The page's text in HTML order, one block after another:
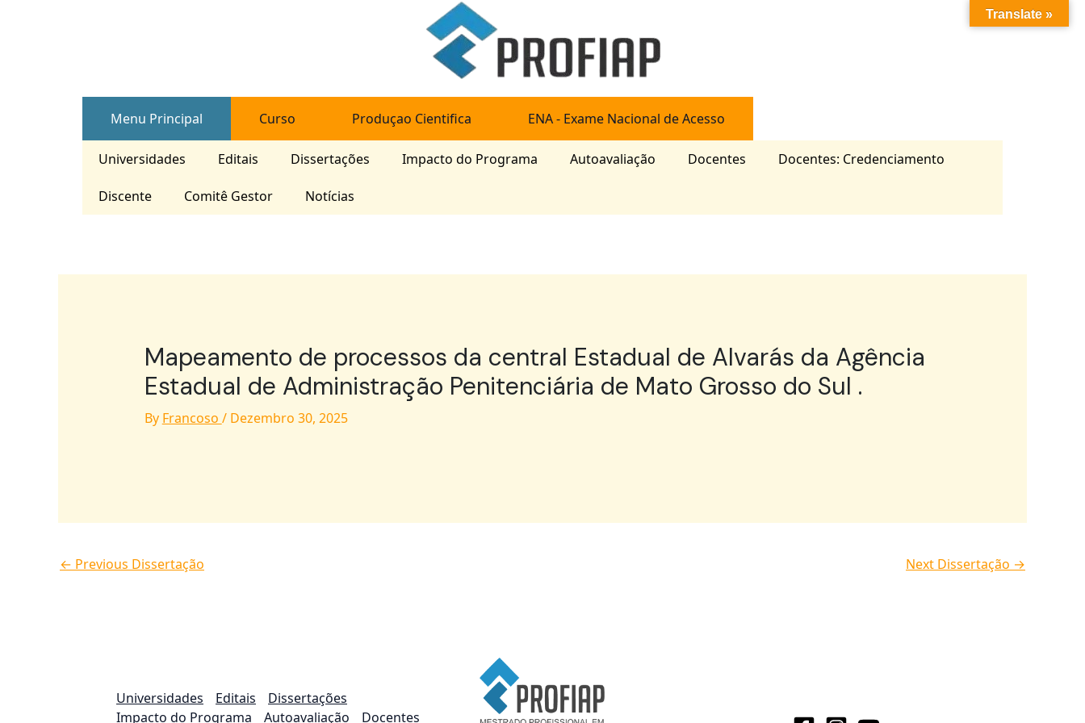
Menu Principal Curso Produçao Cientifica ENA - Exame Nacional de Acesso
Universidades Editais Dissertações Impacto do Programa Autoavaliação Docentes Docentes: Credenciamento
Discente Comitê Gestor Notícias
Mapeamento de processos da central Estadual de Alvarás da Agência
Estadual de Administração Penitenciária de Mato Grosso do Sul .
By Francoso / Dezembro 30, 2025
← Previous Dissertação Next Dissertação →
Universidades Editais
Dissertações
Impacto do Programa
Autoavaliação Docentes
Translate »